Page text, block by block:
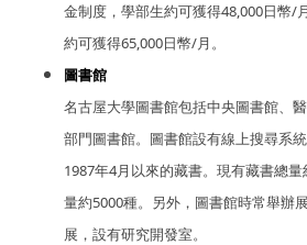
金制度，學部生約可獲得48,000日幣/
約可獲得65,000日幣/月。
圖書館
名古屋大學圖書館包括中央圖書館、
部門圖書館。圖書館設有線上搜尋系
1987年4月以來的藏書。現有藏書總
量約5000種。另外，圖書館時常舉辦
展，設有研究開發室。